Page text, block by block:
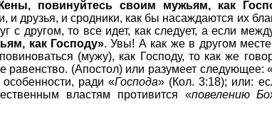
повинуйтесь своим мужьям, как
друзья, и сродники, как бы насаждаются их
другом, то все идет, как следует, а если
как Господу». Увы! А как же в другом
(мужу), как Господу, то как же
равенство. (Апостол) или разумеет следующее:
ради «Господа» (Кол. 3:18); или:
властям противится «повелению